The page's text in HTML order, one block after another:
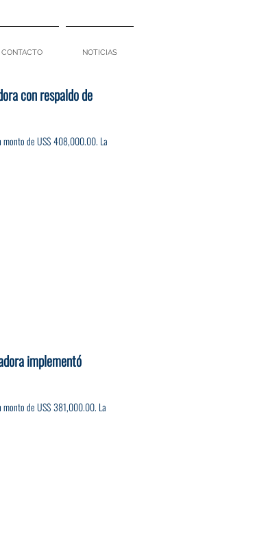
CONTACTO NOTICIAS
con respaldo de
monto de US$ 408,000.00. La
implementó
monto de US$ 381,000.00. La